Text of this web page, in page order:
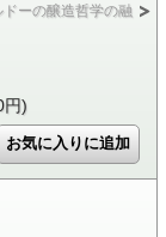
ーの醸造哲学の融
円)